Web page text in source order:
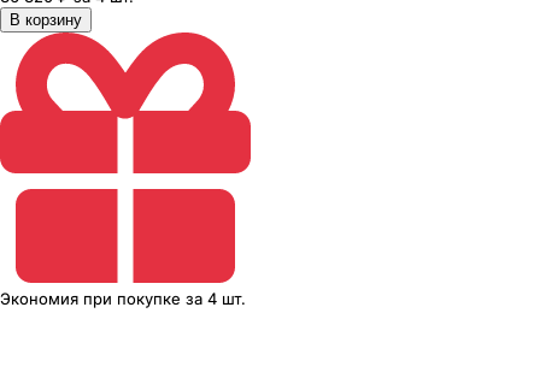
В корзину
Экономия при покупке за 4 шт.